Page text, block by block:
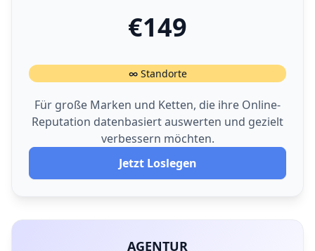
€149
∞ Standorte
Für große Marken und Ketten, die ihre Online-
Reputation datenbasiert auswerten und gezielt
verbessern möchten.
Jetzt Loslegen
AGENTUR